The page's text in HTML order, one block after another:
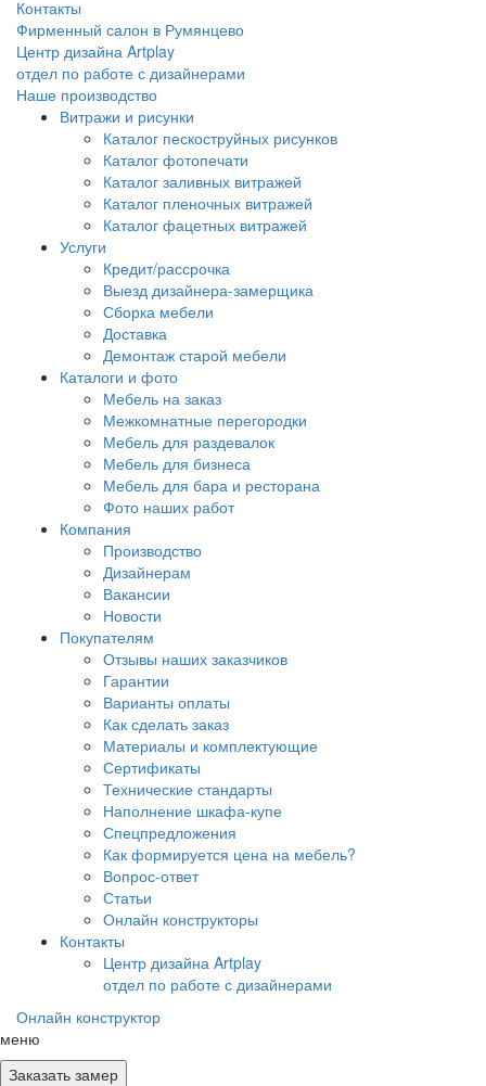
Контакты
Фирменный салон в Румянцево
Центр дизайна Artplay
отдел по работе с дизайнерами
Наше производство
Витражи и рисунки
Каталог пескоструйных рисунков
Каталог фотопечати
Каталог заливных витражей
Каталог пленочных витражей
Каталог фацетных витражей
Услуги
Кредит/рассрочка
Выезд дизайнера-замерщика
Сборка мебели
Доставка
Демонтаж старой мебели
Каталоги и фото
Мебель на заказ
Межкомнатные перегородки
Мебель для раздевалок
Мебель для бизнеса
Мебель для бара и ресторана
Фото наших работ
Компания
Производство
Дизайнерам
Вакансии
Новости
Покупателям
Отзывы наших заказчиков
Гарантии
Варианты оплаты
Как сделать заказ
Материалы и комплектующие
Сертификаты
Технические стандарты
Наполнение шкафа-купе
Спецпредложения
Как формируется цена на мебель?
Вопрос-ответ
Статьи
Онлайн конструкторы
Контакты
Центр дизайна Artplay
отдел по работе с дизайнерами
Онлайн конструктор
меню
Заказать замер